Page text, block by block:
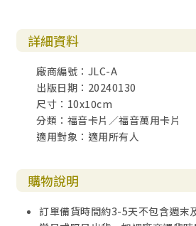
詳細資料
廠商編號：JLC-A
出版日期：20240130
尺寸：10x10cm
分類：福音卡片／福音萬用卡片
適用對象：適用所有人
購物說明
訂單備貨時間約3-5天不包含週末